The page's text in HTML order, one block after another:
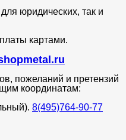
юридических, так и
картами.
пожеланий и претензий
координатам:
8(495)764-90-77